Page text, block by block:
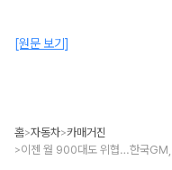
[원문 보기]
홈>자동차>카매거진
>이젠 월 900대도 위협…한국GM,